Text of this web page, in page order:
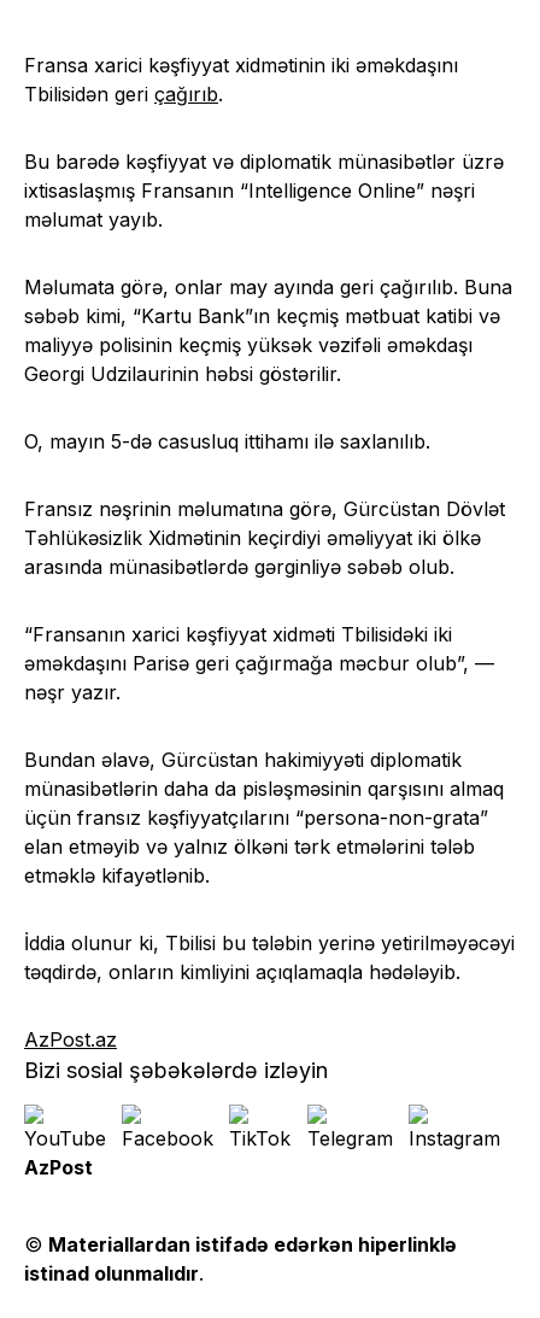
Fransa xarici kəşfiyyat xidmətinin iki əməkdaşını
Tbilisidən geri çağırıb.
Bu barədə kəşfiyyat və diplomatik münasibətlər üzrə
ixtisaslaşmış Fransanın “Intelligence Online” nəşri
məlumat yayıb.
Məlumata görə, onlar may ayında geri çağırılıb. Buna
səbəb kimi, “Kartu Bank”ın keçmiş mətbuat katibi və
maliyyə polisinin keçmiş yüksək vəzifəli əməkdaşı
Georgi Udzilaurinin həbsi göstərilir.
O, mayın 5-də casusluq ittihamı ilə saxlanılıb.
Fransız nəşrinin məlumatına görə, Gürcüstan Dövlət
Təhlükəsizlik Xidmətinin keçirdiyi əməliyyat iki ölkə
arasında münasibətlərdə gərginliyə səbəb olub.
“Fransanın xarici kəşfiyyat xidməti Tbilisidəki iki
əməkdaşını Parisə geri çağırmağa məcbur olub”, —
nəşr yazır.
Bundan əlavə, Gürcüstan hakimiyyəti diplomatik
münasibətlərin daha da pisləşməsinin qarşısını almaq
üçün fransız kəşfiyyatçılarını “persona-non-grata”
elan etməyib və yalnız ölkəni tərk etmələrini tələb
etməklə kifayətlənib.
İddia olunur ki, Tbilisi bu tələbin yerinə yetirilməyəcəyi
təqdirdə, onların kimliyini açıqlamaqla hədələyib.
AzPost.az
Bizi sosial şəbəkələrdə izləyin
AzPost
© Materiallardan istifadə edərkən hiperlinklə
istinad olunmalıdır.